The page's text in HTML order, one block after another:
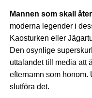
Mannen som skall
moderna legender i
Kaosturken eller
Den osynlige
uttalandet till media att
efternamn som honom.
slutföra det.